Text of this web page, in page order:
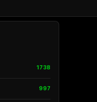
1738
997